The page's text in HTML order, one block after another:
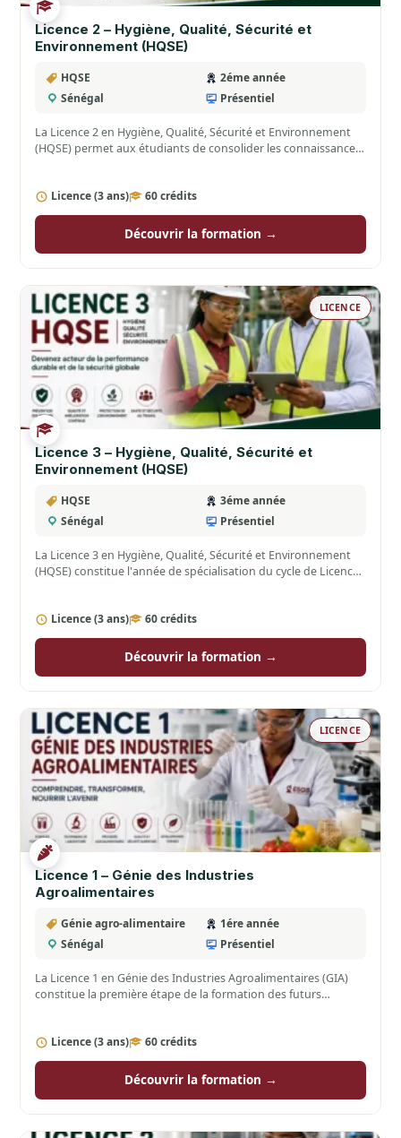
Licence 2 – Hygiène, Qualité, Sécurité et
Environnement (HQSE)
HQSE
2éme année
Sénégal
Présentiel
La Licence 2 en Hygiène, Qualité, Sécurité et Environnement
(HQSE) permet aux étudiants de consolider les connaissances
Licence (3 ans) 60 crédits
Découvrir la formation →
LICENCE
Licence 3 – Hygiène, Qualité, Sécurité et
Environnement (HQSE)
HQSE
3éme année
Sénégal
Présentiel
La Licence 3 en Hygiène, Qualité, Sécurité et Environnement
(HQSE) constitue l'année de spécialisation du cycle de Licence.
Licence (3 ans) 60 crédits
Découvrir la formation →
LICENCE
Licence 1 – Génie des Industries
Agroalimentaires
Génie agro-alimentaire
1ére année
Sénégal
Présentiel
La Licence 1 en Génie des Industries Agroalimentaires (GIA)
constitue la première étape de la formation des futurs…
Licence (3 ans) 60 crédits
Découvrir la formation →